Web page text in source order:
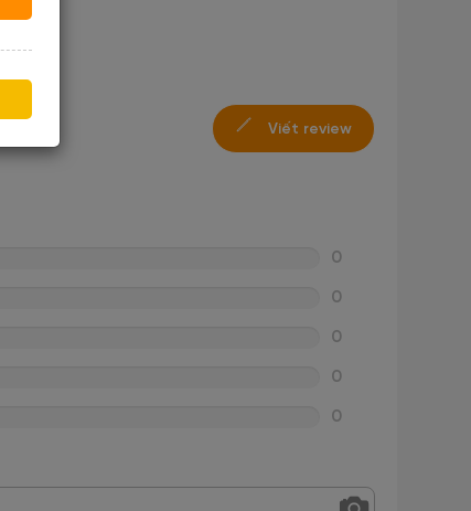
Viết review
0
0
0
0
0